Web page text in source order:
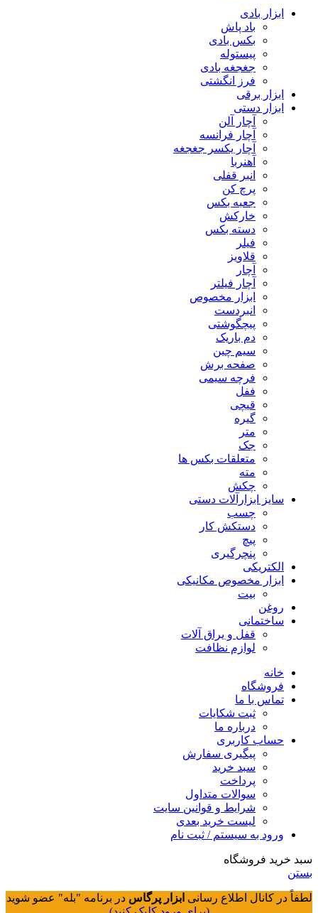
ابزار بادی
باد پاش
بکس بادی
پیستوله
جغجغه بادی
فرز انگشتی
ابزار برقی
ابزار دستی
آچار آلن
آچار فرانسه
آچار یکسر جغجغه
آهنربا
انبر قفلی
پرچ کن
جعبه بکس
خارکش
دسته بکس
فیلر
قلاویز
آچار
آچار فیلتر
ابزار مخصوص
انبردست
پیچگوشتی
دم باریک
سیم چین
صفحه برش
فرچه سیمی
ففل
قیچی
گیره
متر
جک
متعلقات بکس ها
مته
چکش
سایز ابزارآلات دستی
چسب
دستکش کار
پیچ
پنچرگیری
الکتریکی
ابزار مخصوص مکانیکی
بیت
روغن
ساختمانی
قفل و یراق آلات
لوازم نظافت
خانه
فروشگاه
تماس با ما
ثبت شکایات
درباره ما
حساب کاربری
پیگیری سفارش
سبد خرید
پرداخت
سوالات متداول
شرایط و قوانین سایت
لیست خرید بعدی
ورود به سیستم / ثبت نام
سبد خرید فروشگاه
بستن
لطفاً در کانال اطلاع رسانی ابزار پرگاس در برنامه "بله" عضو شوید